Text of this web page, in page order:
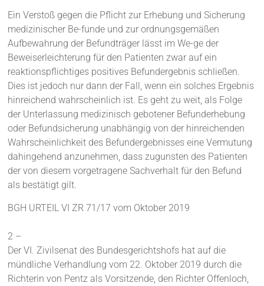
Ein Verstoß gegen die Pflicht zur Erhebung und Sicherung
medizinischer Be-funde und zur ordnungsgemäßen
Aufbewahrung der Befundträger lässt im We-ge der
Beweiserleichterung für den Patienten zwar auf ein
reaktionspflichtiges positives Befundergebnis schließen.
Dies ist jedoch nur dann der Fall, wenn ein solches Ergebnis
hinreichend wahrscheinlich ist. Es geht zu weit, als Folge
der Unterlassung medizinisch gebotener Befunderhebung
oder Befundsicherung unabhängig von der hinreichenden
Wahrscheinlichkeit des Befundergebnisses eine Vermutung
dahingehend anzunehmen, dass zugunsten des Patienten
der von diesem vorgetragene Sachverhalt für den Befund
als bestätigt gilt.
BGH URTEIL VI ZR 71/17 vom Oktober 2019
2 –
Der VI. Zivilsenat des Bundesgerichtshofs hat auf die
mündliche Verhandlung vom 22. Oktober 2019 durch die
Richterin von Pentz als Vorsitzende, den Richter Offenloch,